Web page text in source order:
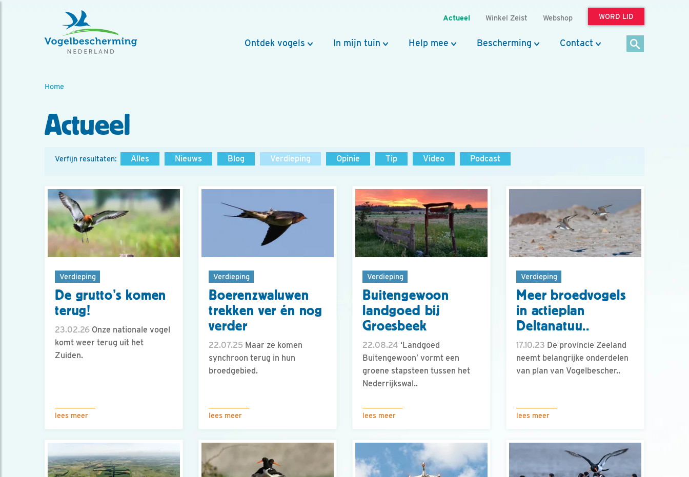
Actueel Winkel Zeist Webshop WORD LID
Ontdek vogels In mijn tuin Help mee Bescherming Contact
Home
Actueel
Verfijn resultaten: Alles Nieuws Blog Verdieping Opinie Tip Video Podcast
Verdieping
De grutto’s komen
terug!
23.02.26 Onze nationale vogel
komt weer terug uit het
Zuiden.
lees meer
Verdieping
Boerenzwaluwen
trekken ver én nog
verder
22.07.25 Maar ze komen
synchroon terug in hun
broedgebied.
lees meer
Verdieping
Buitengewoon
landgoed bij
Groesbeek
22.08.24 ‘Landgoed
Buitengewoon’ vormt een
groene stapsteen tussen het
Nederrijkswal..
lees meer
Verdieping
Meer broedvogels
in actieplan
Deltanatuu..
17.10.23 De provincie Zeeland
neemt belangrijke onderdelen
van plan van Vogelbescher..
lees meer